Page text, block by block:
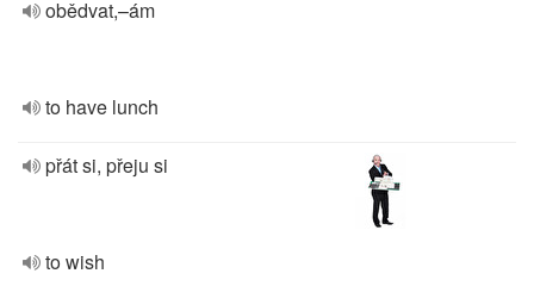
obědvat,–ám
to have lunch
přát si, přeju si
to wish